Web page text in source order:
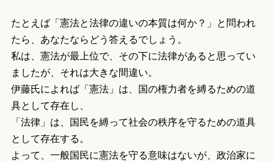
たとえば「憲法と法律の違いの本質は何か？」と問われ
たら、あなたならどう答えるでしょう。
私は、憲法が最上位で、その下に法律があると思ってい
ましたが、それは大きな間違い。
伊藤氏によれば「憲法」は、国の権力者を縛るための道
具として存在し、
「法律」は、国民を縛って社会の秩序を守るための道具
として存在する。
よって、一般国民に憲法を守る意味はないが、政治家に